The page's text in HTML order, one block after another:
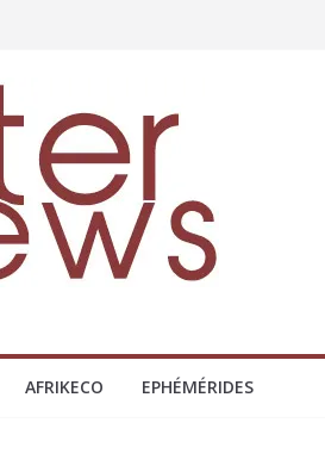
AFRIKECO EPHÉMÉRIDES